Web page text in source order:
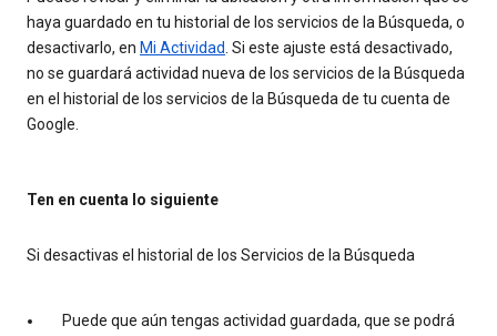
haya guardado en tu historial de los servicios de la Búsqueda, o
desactivarlo, en Mi Actividad. Si este ajuste está desactivado,
no se guardará actividad nueva de los servicios de la Búsqueda
en el historial de los servicios de la Búsqueda de tu cuenta de
Google.
Ten en cuenta lo siguiente
Si desactivas el historial de los Servicios de la Búsqueda
Puede que aún tengas actividad guardada, que se podrá